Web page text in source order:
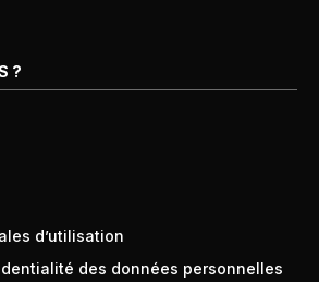
?
d’utilisation
des données personnelles